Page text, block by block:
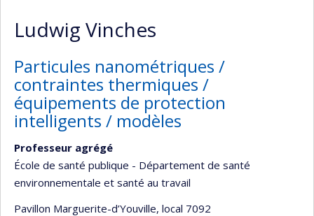
Ludwig Vinches
Particules nanométriques /
contraintes thermiques /
équipements de protection
intelligents / modèles
Professeur agrégé
École de santé publique - Département de santé
environnementale et santé au travail
Pavillon Marguerite-d’Youville, local 7092